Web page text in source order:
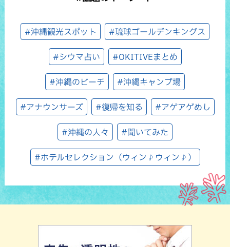
#沖縄観光スポット #琉球ゴールデンキングス
#シウマ占い #OKITIVEまとめ
#沖縄のビーチ #沖縄キャンプ場
#アナウンサーズ #復帰を知る #アゲアゲめし
#沖縄の人々 #聞いてみた
#ホテルセレクション（ウィン♪ウィン♪）